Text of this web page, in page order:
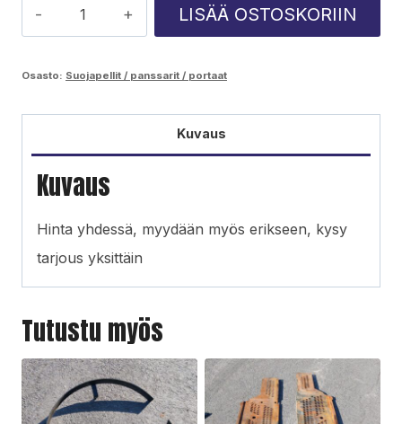
Bison
LISÄÄ OSTOSKORIIN
Osasto: Suojapellit / panssarit / portaat
Kuvaus
Kuvaus
Hinta yhdessä, myydään myös erikseen, kysy
tarjous yksittäin
Tutustu myös